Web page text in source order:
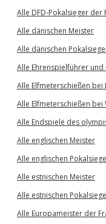
Alle DFD-Pokalsieger der
Alle dänischen Meister
Alle dänischen
Alle Ehrenspielführer und
Alle Elfmeterschießen bei
Alle Elfmeterschießen bei
Alle Endspiele des
Alle englischen Meister
Alle englischen
Alle estnischen Meister
Alle estnischen
Alle Europameister der